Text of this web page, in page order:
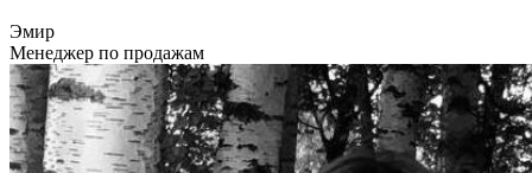
Эмир
Менеджер по продажам